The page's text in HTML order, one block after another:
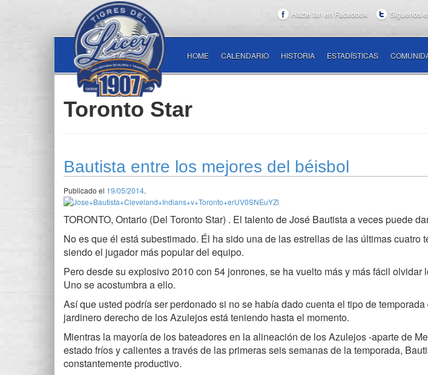
Hazte fan en Facebook Síguenos
HOME CALENDARIO HISTORIA ESTADÍSTICAS
Toronto Star
Bautista entre los mejores del béisbol
Publicado el 19/05/2014.
TORONTO, Ontario (Del Toronto Star) . El talento de José Bautista a veces puede
No es que él está subestimado. Él ha sido una de las estrellas de las últimas cuatro
siendo el jugador más popular del equipo.
Pero desde su explosivo 2010 con 54 jonrones, se ha vuelto más y más fácil olvidar
Uno se acostumbra a ello.
Así que usted podría ser perdonado si no se había dado cuenta el tipo de
jardinero derecho de los Azulejos está teniendo hasta el momento.
Mientras la mayoría de los bateadores en la alineación de los Azulejos -aparte de
estado fríos y calientes a través de las primeras seis semanas de la temporada,
constantemente productivo.